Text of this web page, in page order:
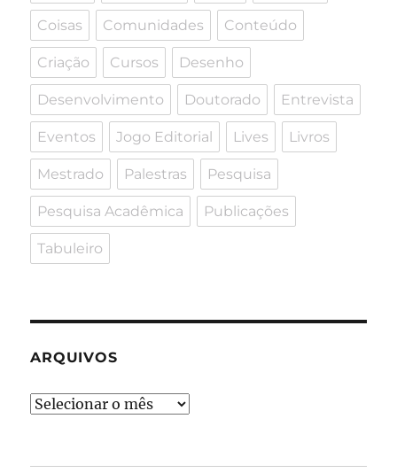
Coisas Comunidades Conteúdo
Criação Cursos Desenho
Desenvolvimento Doutorado Entrevista
Eventos Jogo Editorial Lives Livros
Mestrado Palestras Pesquisa
Pesquisa Acadêmica Publicações
Tabuleiro
ARQUIVOS
Arquivos